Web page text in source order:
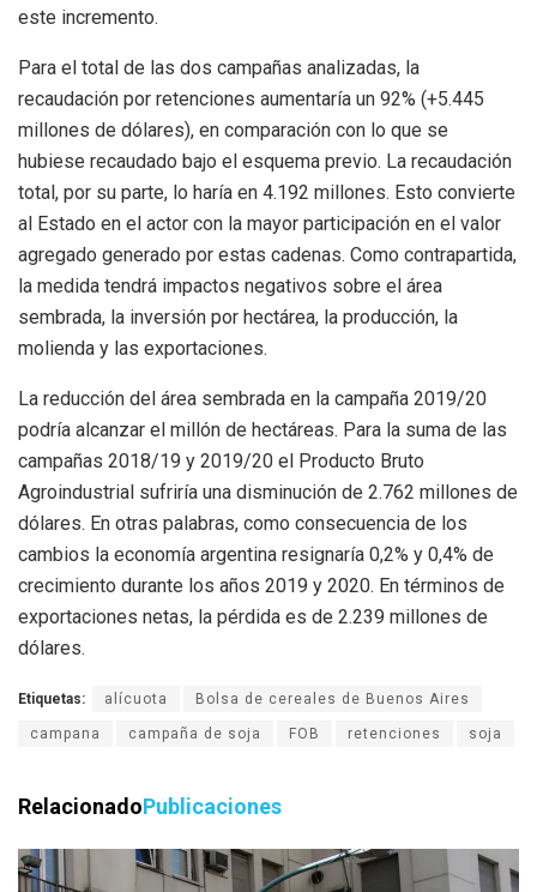
este incremento.
Para el total de las dos campañas analizadas, la
recaudación por retenciones aumentaría un 92% (+5.445
millones de dólares), en comparación con lo que se
hubiese recaudado bajo el esquema previo. La recaudación
total, por su parte, lo haría en 4.192 millones. Esto convierte
al Estado en el actor con la mayor participación en el valor
agregado generado por estas cadenas. Como contrapartida,
la medida tendrá impactos negativos sobre el área
sembrada, la inversión por hectárea, la producción, la
molienda y las exportaciones.
La reducción del área sembrada en la campaña 2019/20
podría alcanzar el millón de hectáreas. Para la suma de las
campañas 2018/19 y 2019/20 el Producto Bruto
Agroindustrial sufriría una disminución de 2.762 millones de
dólares. En otras palabras, como consecuencia de los
cambios la economía argentina resignaría 0,2% y 0,4% de
crecimiento durante los años 2019 y 2020. En términos de
exportaciones netas, la pérdida es de 2.239 millones de
dólares.
Etiquetas: alícuota Bolsa de cereales de Buenos Aires
campana campaña de soja FOB retenciones soja
RelacionadoPublicaciones